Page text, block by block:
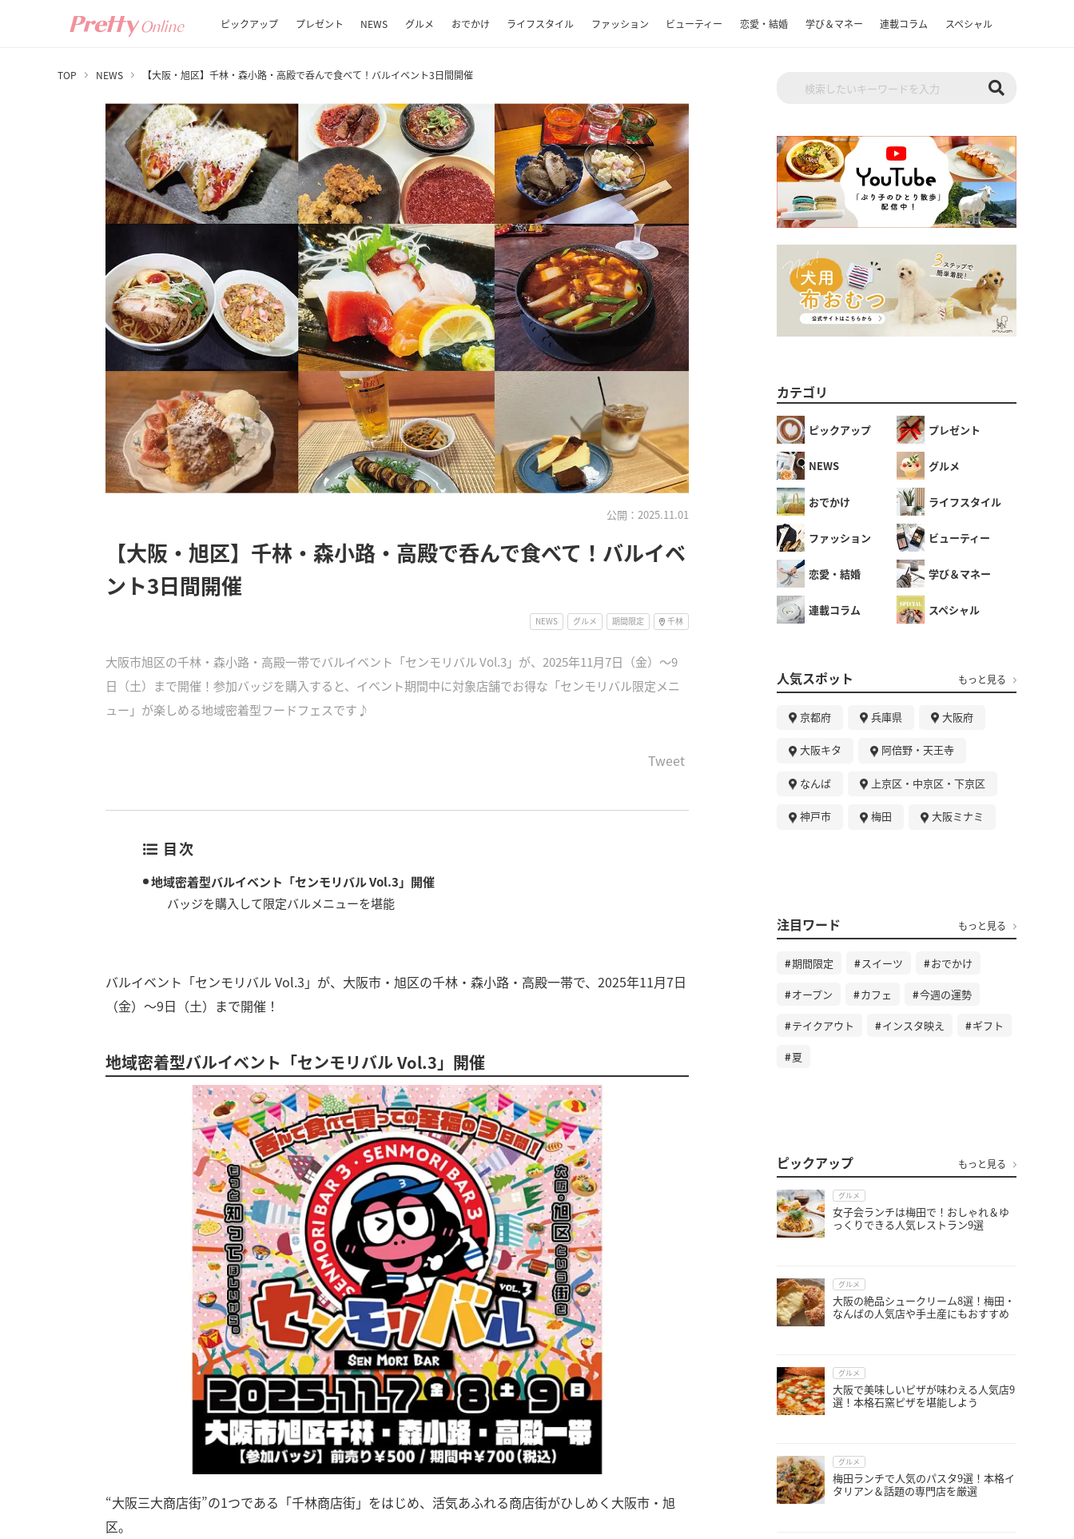
ピックアップ プレゼント NEWS グルメ おでかけ ライフスタイル ファッション ビューティー 恋愛・結婚 学び＆マネー 連載コラム スペシャル
TOP NEWS 【大阪・旭区】千林・森小路・高殿で呑んで食べて！バルイベント3日間開催
公開：2025.11.01
【大阪・旭区】千林・森小路・高殿で呑んで食べて！バルイベ
ント3日間開催
NEWS グルメ 期間限定 千林
大阪市旭区の千林・森小路・高殿一帯でバルイベント「センモリバル Vol.3」が、2025年11月7日（金）～9
日（土）まで開催！参加バッジを購入すると、イベント期間中に対象店舗でお得な「センモリバル限定メニ
ュー」が楽しめる地域密着型フードフェスです♪
Tweet
目次
地域密着型バルイベント「センモリバル Vol.3」開催
バッジを購入して限定バルメニューを堪能
バルイベント「センモリバル Vol.3」が、大阪市・旭区の千林・森小路・高殿一帯で、2025年11月7日
（金）～9日（土）まで開催！
地域密着型バルイベント「センモリバル Vol.3」開催
“大阪三大商店街”の1つである「千林商店街」をはじめ、活気あふれる商店街がひしめく大阪市・旭
区。
カテゴリ
ピックアップ プレゼント
NEWS グルメ
おでかけ ライフスタイル
ファッション ビューティー
恋愛・結婚 学び＆マネー
連載コラム スペシャル
人気スポット もっと見る
京都府 兵庫県 大阪府
大阪キタ 阿倍野・天王寺
なんば 上京区・中京区・下京区
神戸市 梅田 大阪ミナミ
注目ワード もっと見る
期間限定 スイーツ おでかけ
オープン カフェ 今週の運勢
テイクアウト インスタ映え ギフト
夏
ピックアップ もっと見る
グルメ
女子会ランチは梅田で！おしゃれ＆ゆ
っくりできる人気レストラン9選
グルメ
大阪の絶品シュークリーム8選！梅田・
なんばの人気店や手土産にもおすすめ
グルメ
大阪で美味しいピザが味わえる人気店9
選！本格石窯ピザを堪能しよう
グルメ
梅田ランチで人気のパスタ9選！本格イ
タリアン＆話題の専門店を厳選